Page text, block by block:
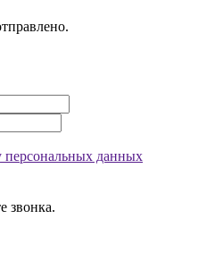
персональных данных
звонка.